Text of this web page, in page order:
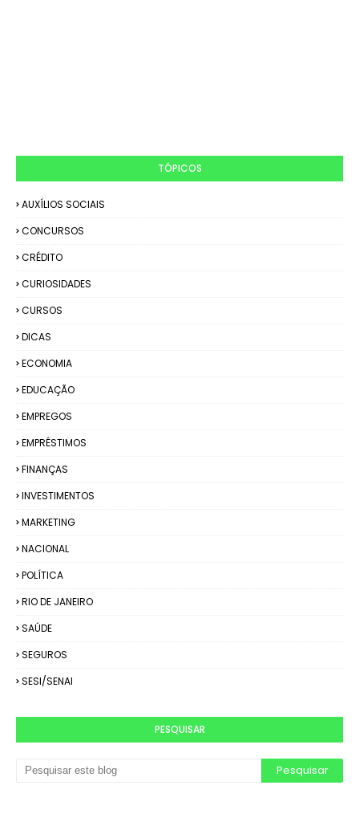
TÓPICOS
AUXÍLIOS SOCIAIS
CONCURSOS
CRÉDITO
CURIOSIDADES
CURSOS
DICAS
ECONOMIA
EDUCAÇÃO
EMPREGOS
EMPRÉSTIMOS
FINANÇAS
INVESTIMENTOS
MARKETING
NACIONAL
POLÍTICA
RIO DE JANEIRO
SAÚDE
SEGUROS
SESI/SENAI
PESQUISAR